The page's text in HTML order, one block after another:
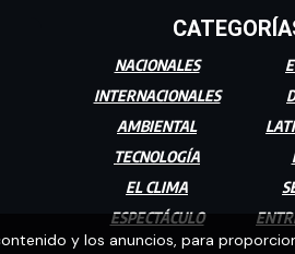
NACIONALES
INTERNACIONALES
AMBIENTAL
TECNOLOGÍA
EL CLIMA
ESPECTÁCULO
y los anuncios, para